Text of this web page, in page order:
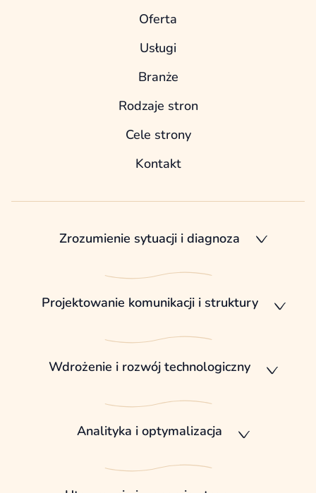
Oferta
Usługi
Branże
Rodzaje stron
Cele strony
Kontakt
Zrozumienie sytuacji i diagnoza
Projektowanie komunikacji i struktury
Wdrożenie i rozwój technologiczny
Analityka i optymalizacja